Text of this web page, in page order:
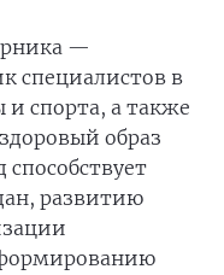
—
специалистов в
спорта, а также
образ
развитию